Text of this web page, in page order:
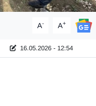
A- A+
16.05.2026 - 12:54